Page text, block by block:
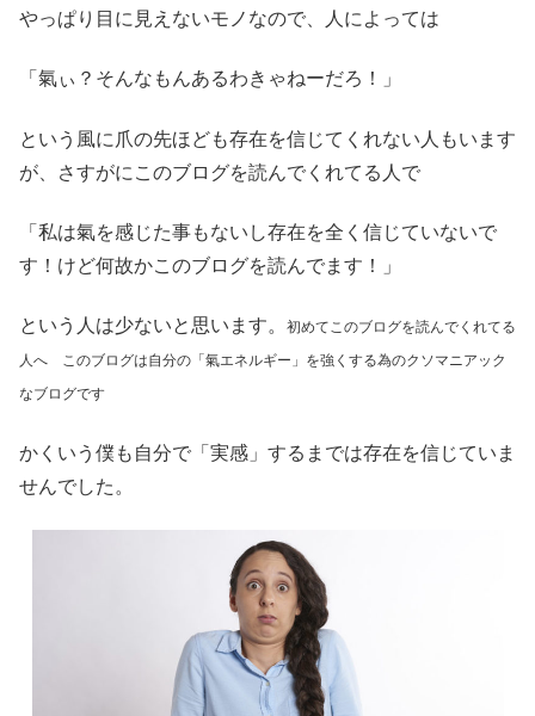
やっぱり目に見えないモノなので、人によっては
「氣ぃ？そんなもんあるわきゃねーだろ！」
という風に爪の先ほども存在を信じてくれない人もいます
が、さすがにこのブログを読んでくれてる人で
「私は氣を感じた事もないし存在を全く信じていないで
す！けど何故かこのブログを読んでます！」
という人は少ないと思います。
初めてこのブログを読んでくれてる
人へ このブログは自分の「氣エネルギー」を強くする為のクソマニアック
なブログです
かくいう僕も自分で「実感」するまでは存在を信じていま
せんでした。